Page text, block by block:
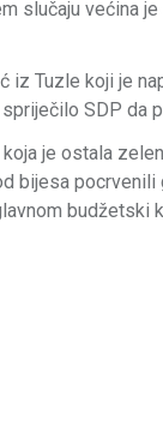
slučaju većina
iz Tuzle koji je
SDP da
je ostala
bijesa pocrvenili
budžetski